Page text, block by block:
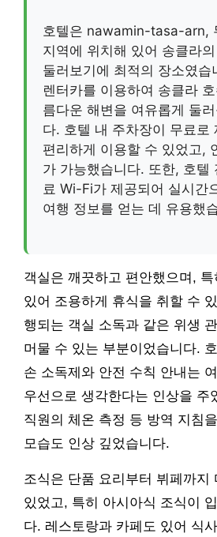
호텔은 nawamin-tasa-arn,
지역에 위치해 있어 송클라
둘러보기에 최적의 장소였습
렌터카를 이용하여 송클라
름다운 해변을 여유롭게 둘
다. 호텔 내 주차장이 무료로
편리하게 이용할 수 있었고,
가 가능했습니다. 또한, 호텔
료 Wi-Fi가 제공되어 실시간
여행 정보를 얻는 데 유용했
객실은 깨끗하고 편안했으며,
있어 조용하게 휴식을 취할 수
행되는 객실 소독과 같은 위생
머물 수 있는 부분이었습니다.
손 소독제와 안전 수칙 안내는
우선으로 생각한다는 인상을 주
직원의 체온 측정 등 방역 지침
모습도 인상 깊었습니다.
조식은 단품 요리부터 뷔페까지
있었고, 특히 아시아식 조식이
다. 레스토랑과 카페도 있어 식